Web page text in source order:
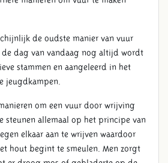
VAN VUUR
de oudste manier van vuur
dag van vandaag nog altijd wordt
stammen en aangeleerd in het
jeugdkampen.
om een vuur door wrijving
steunen allemaal op het principe van
elkaar aan te wrijven waardoor
hout begint te smeulen. Men zorgt